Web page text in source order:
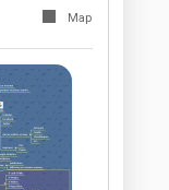
Map